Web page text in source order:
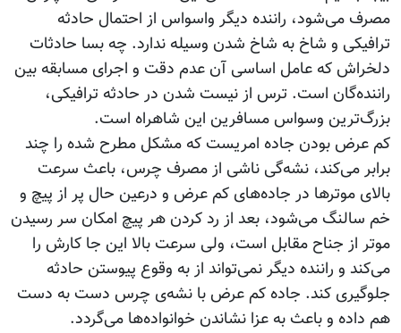
مصرف می‌شود، راننده دیگر واسواس از احتمال حادثه
ترافیکی و شاخ به شاخ شدن وسیله ندارد. چه بسا حادثات
دلخراش که عامل اساسی آن عدم دقت و اجرای مسابقه بین
راننده‌گان است. ترس از نیست شدن در حادثه ترافیکی،
بزرگ‌ترین وسواس مسافرین این شاهراه است.
کم عرض بودن جاده امریست که مشکل مطرح شده را چند
برابر می‌کند، نشه‌گی ناشی از مصرف چرس، باعث سرعت
بالای موتر‌ها در جاده‌های کم عرض و درعین حال پر از پیچ و
خم سالنگ می‌شود، بعد از رد کردن هر پیچ امکان سر رسیدن
موتر از جناح مقابل است، ولی سرعت بالا این جا کارش را
می‌کند و راننده دیگر نمی‌تواند از به وقوع پیوستن حادثه
جلوگیری کند. جاده کم عرض با نشه‌ی چرس دست به دست
هم داده و باعث به عزا نشاندن خوانواده‌ها می‌گردد.